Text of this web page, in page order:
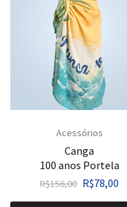
Acessórios
Canga
100 anos Portela
R$156,00 R$78,00